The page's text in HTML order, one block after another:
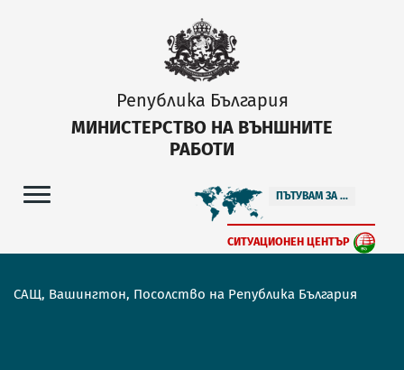
Република България
МИНИСТЕРСТВО НА ВЪНШНИТЕ
РАБОТИ
ПЪТУВАМ ЗА ...
СИТУАЦИОНЕН ЦЕНТЪР
САЩ, Вашингтон, Посолство на Република България